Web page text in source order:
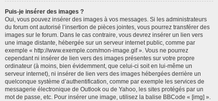
Puis-je insérer des images ?
Oui, vous pouvez insérer des images à vos messages. Si les administrateurs
du forum ont autorisé l’insertion de pièces jointes, vous pourrez transférer des
images sur le forum. Dans le cas contraire, vous devrez insérer un lien vers
une image distante, hébergée sur un serveur internet public, comme par
exemple « http://www.exemple.com/mon-image.gif ». Vous ne pourrez
cependant ni insérer de lien vers des images présentes sur votre propre
ordinateur (à moins, bien évidemment, que celui-ci soit en lui-même un
serveur internet), ni insérer de lien vers des images hébergées derrière un
quelconque système d’authentification, comme par exemple les services de
messagerie électronique de Outlook ou de Yahoo, les sites protégés par un
mot de passe, etc. Pour insérer une image, utilisez la balise BBCode « [img] ».